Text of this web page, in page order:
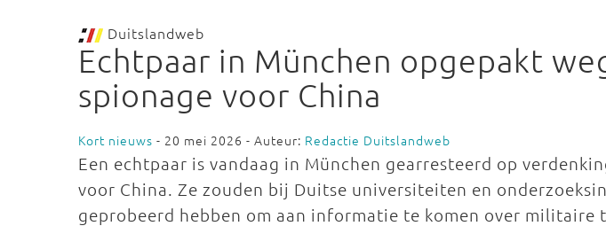
Duitslandweb
Echtpaar in München opgepakt
spionage voor China
Kort nieuws - 20 mei 2026 - Auteur: Redactie Duitslandweb
Een echtpaar is vandaag in München gearresteerd op
voor China. Ze zouden bij Duitse universiteiten en
geprobeerd hebben om aan informatie te komen over militaire